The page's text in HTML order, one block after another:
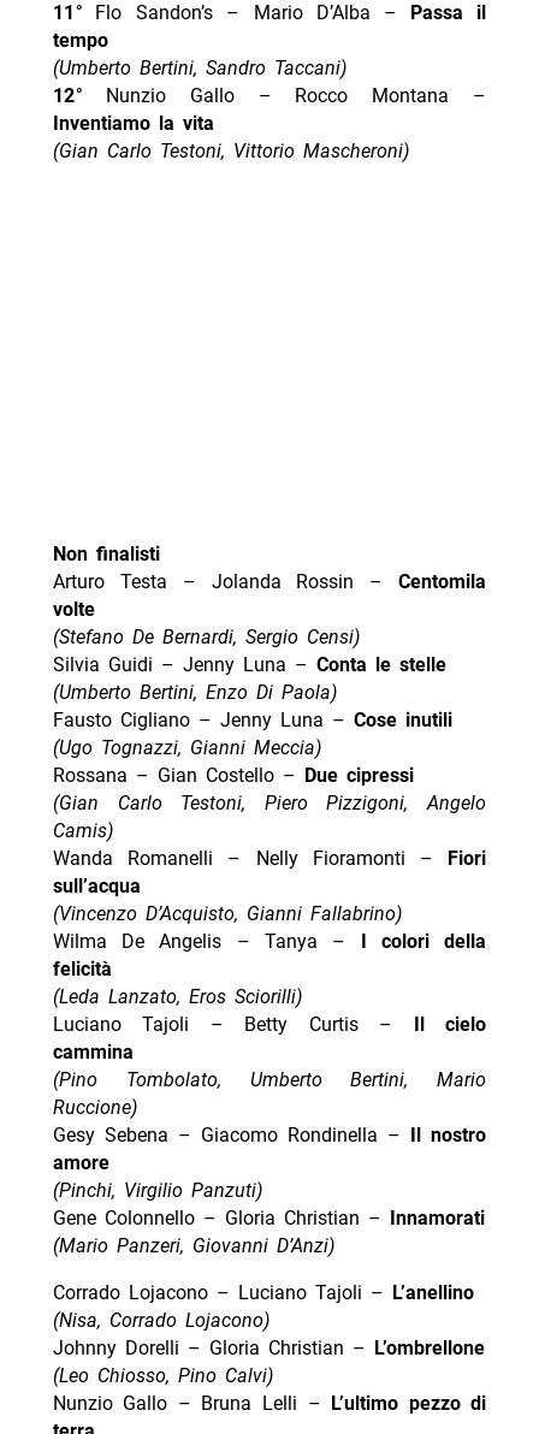
11° Flo Sandon’s – Mario D’Alba – Passa il
tempo
(Umberto Bertini, Sandro Taccani)
12° Nunzio Gallo – Rocco Montana –
Inventiamo la vita
(Gian Carlo Testoni, Vittorio Mascheroni)
Non finalisti
Arturo Testa – Jolanda Rossin –Centomila
volte
(Stefano De Bernardi, Sergio Censi)
Silvia Guidi – Jenny Luna – Conta le stelle
(Umberto Bertini, Enzo Di Paola)
Fausto Cigliano – Jenny Luna – Cose inutili
(Ugo Tognazzi, Gianni Meccia)
Rossana – Gian Costello – Due cipressi
(Gian Carlo Testoni, Piero Pizzigoni, Angelo
Camis)
Wanda Romanelli – Nelly Fioramonti – Fiori
sull’acqua
(Vincenzo D’Acquisto, Gianni Fallabrino)
Wilma De Angelis – Tanya – I colori della
felicità
(Leda Lanzato, Eros Sciorilli)
Luciano Tajoli – Betty Curtis – Il cielo
cammina
(Pino Tombolato, Umberto Bertini, Mario
Ruccione)
Gesy Sebena – Giacomo Rondinella – Il nostro
amore
(Pinchi, Virgilio Panzuti)
Gene Colonnello – Gloria Christian – Innamorati
(Mario Panzeri, Giovanni D’Anzi)
Corrado Lojacono – Luciano Tajoli – L’anellino
(Nisa, Corrado Lojacono)
Johnny Dorelli – Gloria Christian – L’ombrellone
(Leo Chiosso, Pino Calvi)
Nunzio Gallo – Bruna Lelli – L’ultimo pezzo di